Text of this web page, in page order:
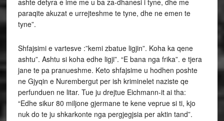
ashte detyra e ime me u ba za-dhanesi i tyne, dhe me
paraqite akuzat e urrejteshme te tyne, dhe ne emen te
tyne”.
Shfajsimi e vartesve :”kemi zbatue ligjin”. Koha ka qene
ashtu”. Ashtu si koha edhe ligji”. “E bana nga frika”. e tjera
jane te pa pranueshme. Keto shfajsime u hodhen poshte
ne Gjyqin e Nurembergut per ish kriminelet naziste qe
perfunduen ne litar. Tue ju drejtue Eichmann-it ai tha:
“Edhe sikur 80 miljone gjermane te kene veprue si ti, kjo
nuk do te ju shkarkonte nga pergjegjsia per aktin tand”.